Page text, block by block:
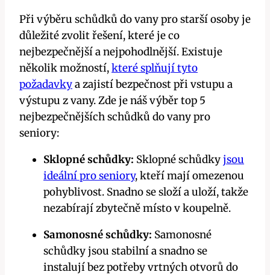
Při výběru schůdků do vany pro starší osoby je
důležité zvolit řešení, které je co
nejbezpečnější a nejpohodlnější. Existuje
několik možností,které splňují tyto
požadavkya zajistí bezpečnost při vstupu a
výstupu z vany. Zde je náš výběr top 5
nejbezpečnějších schůdků do vany pro
seniory:
Sklopné schůdky: Sklopné schůdkyjsou
ideální pro seniory, kteří mají omezenou
pohyblivost. Snadno se složí a uloží, takže
nezabírají zbytečně místo v koupelně.
Samonosné schůdky: Samonosné
schůdky jsou stabilní a snadno se
instalují bez potřeby vrtných otvorů do